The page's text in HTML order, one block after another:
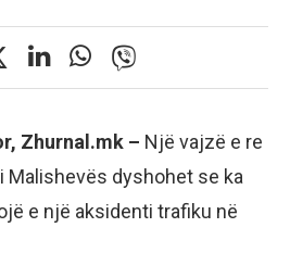
Zhurnal.mk – Një vajzë e re
Malishevës dyshohet se ka
e një aksidenti trafiku në